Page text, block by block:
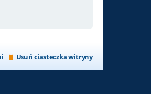
Usuń ciasteczka witryny